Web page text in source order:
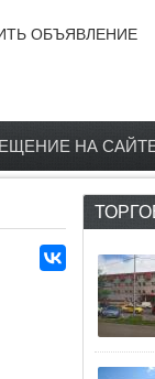
ОБЪЯВЛЕНИЕ
НА